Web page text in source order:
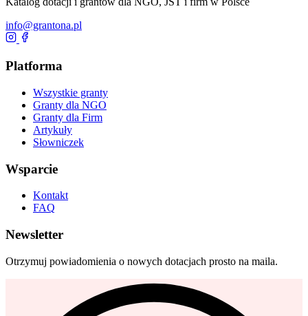
info@grantona.pl
Platforma
Wszystkie granty
Granty dla NGO
Granty dla Firm
Artykuły
Słowniczek
Wsparcie
Kontakt
FAQ
Newsletter
Otrzymuj powiadomienia o nowych dotacjach prosto na maila.